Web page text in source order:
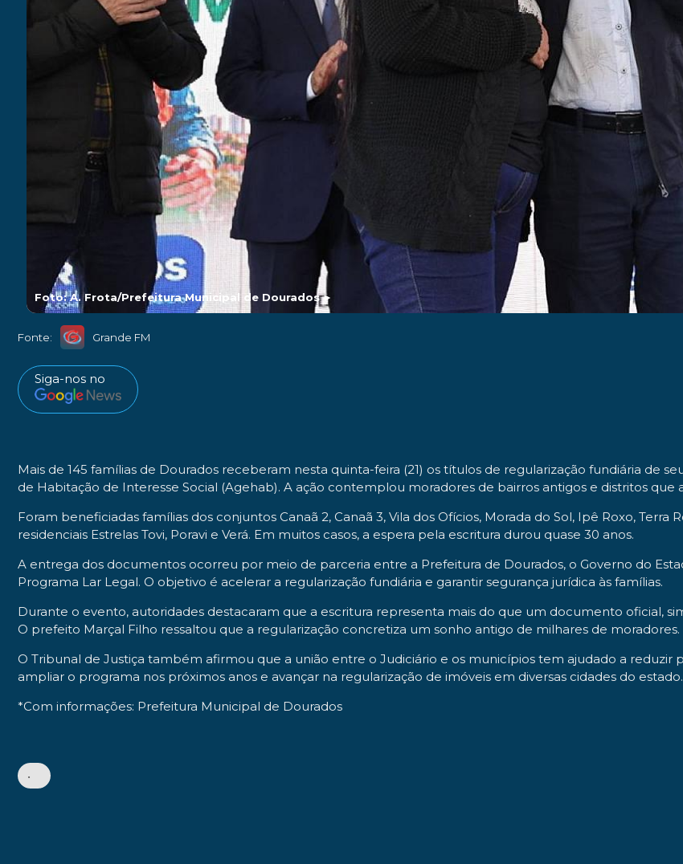
Foto: A. Frota/Prefeitura Municipal de Dourados►
Fonte: Grande FM
Siga-nos no
Mais de 145 famílias de Dourados receberam nesta quinta-feira (21) os títulos de regularização fundiária de
de Habitação de Interesse Social (Agehab). A ação contemplou moradores de bairros antigos e distritos
Foram beneficiadas famílias dos conjuntos Canaã 2, Canaã 3, Vila dos Ofícios, Morada do Sol, Ipê Roxo,
residenciais Estrelas Tovi, Poravi e Verá. Em muitos casos, a espera pela escritura durou quase 30 anos.
A entrega dos documentos ocorreu por meio de parceria entre a Prefeitura de Dourados, o Governo do
Programa Lar Legal. O objetivo é acelerar a regularização fundiária e garantir segurança jurídica às famílias.
Durante o evento, autoridades destacaram que a escritura representa mais do que um documento oficial,
O prefeito Marçal Filho ressaltou que a regularização concretiza um sonho antigo de milhares de moradores.
O Tribunal de Justiça também afirmou que a união entre o Judiciário e os municípios tem ajudado a reduzir
ampliar o programa nos próximos anos e avançar na regularização de imóveis em diversas cidades do estado.
*Com informações: Prefeitura Municipal de Dourados
•